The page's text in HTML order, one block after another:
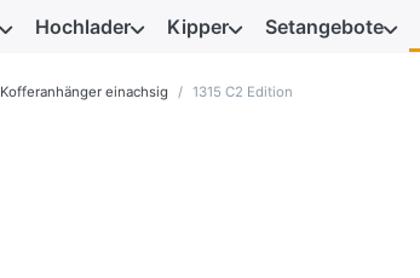
Hochlader Kipper Setangebote
Kofferanhänger einachsig 1315 C2 Edition